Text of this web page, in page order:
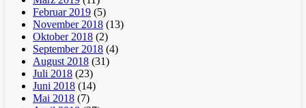
Februar 2019 (5)
November 2018 (13)
Oktober 2018 (2)
September 2018 (4)
August 2018 (31)
Juli 2018 (23)
Juni 2018 (14)
Mai 2018 (7)